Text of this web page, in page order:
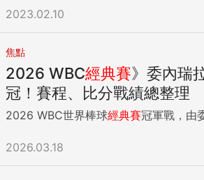
2023.02.10
焦點
2026 WBC經典賽》委內瑞
冠！賽程、比分戰績總整理
2026 WBC世界棒球經典賽冠軍戰，由
2026.03.18